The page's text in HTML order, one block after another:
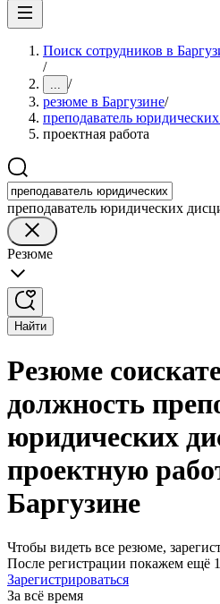
Поиск сотрудников в
/
... /
резюме в Баргузине/
преподаватель
проектная работа
преподаватель юридических
Резюме
Найти
Резюме
должность
юридических
проектную
Баргузине
Чтобы видеть все резюме,
После регистрации покажем ещё
Зарегистрироваться
За всё время